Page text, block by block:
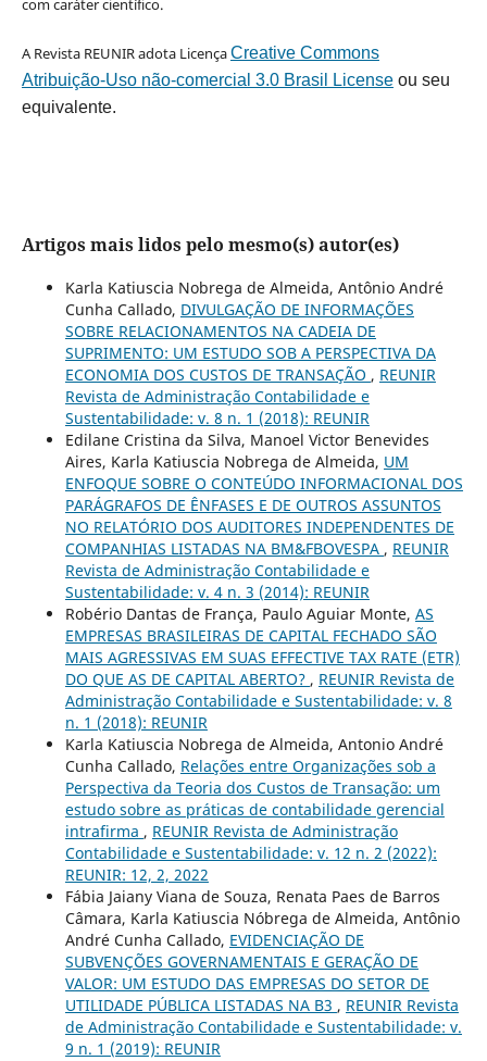
com caráter científico.
A Revista REUNIR adota LicençaCreative Commons
Atribuição-Uso não-comercial 3.0 Brasil Licenseou seu
equivalente.
Artigos mais lidos pelo mesmo(s) autor(es)
Karla Katiuscia Nobrega de Almeida, Antônio André
Cunha Callado, DIVULGAÇÃO DE INFORMAÇÕES
SOBRE RELACIONAMENTOS NA CADEIA DE
SUPRIMENTO: UM ESTUDO SOB A PERSPECTIVA DA
ECONOMIA DOS CUSTOS DE TRANSAÇÃO , REUNIR
Revista de Administração Contabilidade e
Sustentabilidade: v. 8 n. 1 (2018): REUNIR
Edilane Cristina da Silva, Manoel Victor Benevides
Aires, Karla Katiuscia Nobrega de Almeida, UM
ENFOQUE SOBRE O CONTEÚDO INFORMACIONAL DOS
PARÁGRAFOS DE ÊNFASES E DE OUTROS ASSUNTOS
NO RELATÓRIO DOS AUDITORES INDEPENDENTES DE
COMPANHIAS LISTADAS NA BM&FBOVESPA , REUNIR
Revista de Administração Contabilidade e
Sustentabilidade: v. 4 n. 3 (2014): REUNIR
Robério Dantas de França, Paulo Aguiar Monte, AS
EMPRESAS BRASILEIRAS DE CAPITAL FECHADO SÃO
MAIS AGRESSIVAS EM SUAS EFFECTIVE TAX RATE (ETR)
DO QUE AS DE CAPITAL ABERTO? , REUNIR Revista de
Administração Contabilidade e Sustentabilidade: v. 8
n. 1 (2018): REUNIR
Karla Katiuscia Nobrega de Almeida, Antonio André
Cunha Callado, Relações entre Organizações sob a
Perspectiva da Teoria dos Custos de Transação: um
estudo sobre as práticas de contabilidade gerencial
intrafirma , REUNIR Revista de Administração
Contabilidade e Sustentabilidade: v. 12 n. 2 (2022):
REUNIR: 12, 2, 2022
Fábia Jaiany Viana de Souza, Renata Paes de Barros
Câmara, Karla Katiuscia Nóbrega de Almeida, Antônio
André Cunha Callado, EVIDENCIAÇÃO DE
SUBVENÇÕES GOVERNAMENTAIS E GERAÇÃO DE
VALOR: UM ESTUDO DAS EMPRESAS DO SETOR DE
UTILIDADE PÚBLICA LISTADAS NA B3 , REUNIR Revista
de Administração Contabilidade e Sustentabilidade: v.
9 n. 1 (2019): REUNIR